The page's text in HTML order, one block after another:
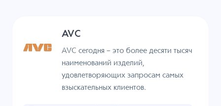
AVC
AVC сегодня – это более десяти тысяч
наименований изделий,
удовлетворяющих запросам самых
взыскательных клиентов.